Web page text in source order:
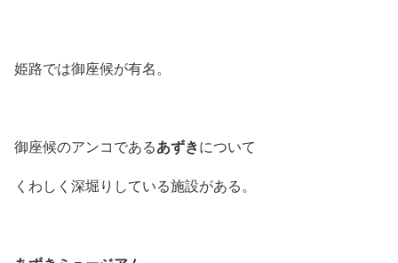
姫路では御座候が有名。
御座候のアンコであるあずきについて
くわしく深堀りしている施設がある。